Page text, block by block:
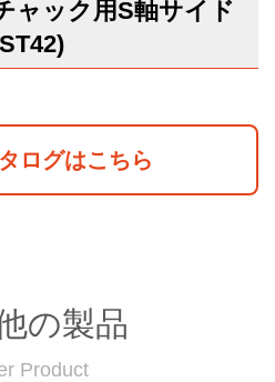
ャック用S軸サイド
ログはこちら
の製品
Product